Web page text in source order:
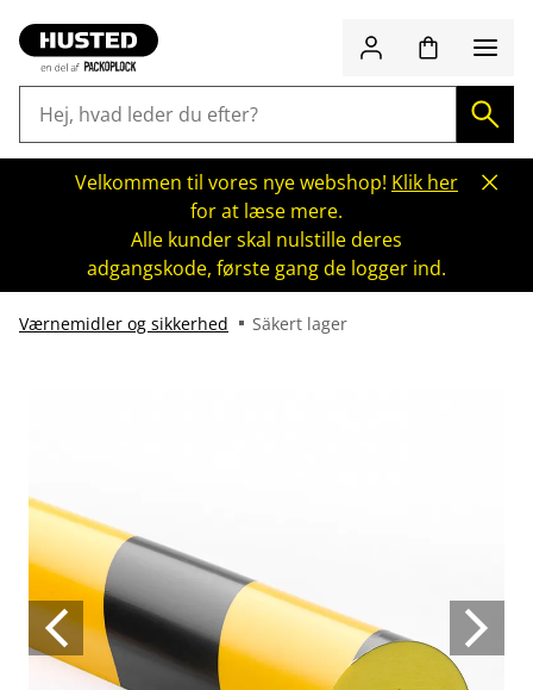
Velkommen til vores nye webshop! Klik her
for at læse mere.
Alle kunder skal nulstille deres
adgangskode, første gang de logger ind.
Værnemidler og sikkerhed Säkert lager